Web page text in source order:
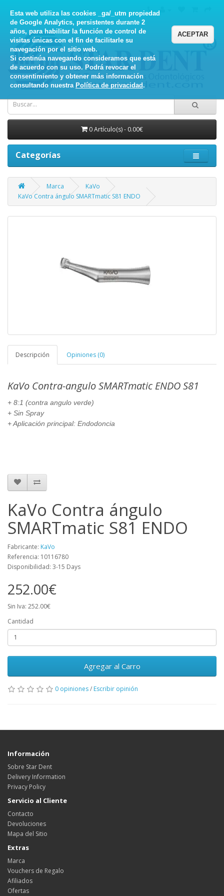
Esta web utiliza las cookies _ga/_utm propiedad
de Google Analytics, persistentes durante 2
años, para habilitar la función de control de
visitas únicas con el fin de facilitarle su
navegación por el sitio web.
Si continúa navegando consideramos que está
de acuerdo con su uso. Podrá revocar el
consentimiento y obtener más información
consultando nuestra Política de privacidad.
ACEPTAR
0 Artículo(s) - 0.00€
Categorías
Marca
KaVo
KaVo Contra ángulo SMARTmatic S81 ENDO
Descripción Opiniones (0)
KaVo Contra-angulo SMARTmatic ENDO S81
+ 8:1 (contra angulo verde)
+ Sin Spray
+ Aplicación principal: Endodoncia
KaVo Contra ángulo
SMARTmatic S81 ENDO
Fabricante: KaVo
Referencia: 10116780
Disponibilidad: 3-15 Days
252.00€
Sin Iva: 252.00€
Cantidad
Agregar al Carro
0 opiniones/ Escribir opinión
Información
Sobre Star Dent
Delivery Information
Privacy Policy
Servicio al Cliente
Contacto
Devoluciones
Mapa del Sitio
Extras
Marca
Vouchers de Regalo
Afiliados
Ofertas